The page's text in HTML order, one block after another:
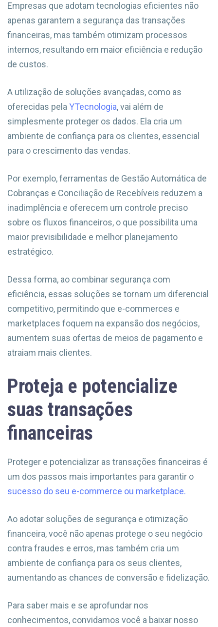
Empresas que adotam tecnologias eficientes não
apenas garantem a segurança das transações
financeiras, mas também otimizam processos
internos, resultando em maior eficiência e redução
de custos.
A utilização de soluções avançadas, como as
oferecidas pela YTecnologia, vai além de
simplesmente proteger os dados. Ela cria um
ambiente de confiança para os clientes, essencial
para o crescimento das vendas.
Por exemplo, ferramentas de Gestão Automática de
Cobranças e Conciliação de Recebíveis reduzem a
inadimplência e oferecem um controle preciso
sobre os fluxos financeiros, o que possibilita uma
maior previsibilidade e melhor planejamento
estratégico.
Dessa forma, ao combinar segurança com
eficiência, essas soluções se tornam um diferencial
competitivo, permitindo que e-commerces e
marketplaces foquem na expansão dos negócios,
aumentem suas ofertas de meios de pagamento e
atraiam mais clientes.
Proteja e potencialize
suas transações
financeiras
Proteger e potencializar as transações financeiras é
um dos passos mais importantes para garantir o
sucesso do seu e-commerce ou marketplace.
Ao adotar soluções de segurança e otimização
financeira, você não apenas protege o seu negócio
contra fraudes e erros, mas também cria um
ambiente de confiança para os seus clientes,
aumentando as chances de conversão e fidelização.
Para saber mais e se aprofundar nos
conhecimentos, convidamos você a baixar nosso